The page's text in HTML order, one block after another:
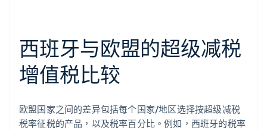
西班牙与欧盟的超级减税
增值税比较
欧盟国家之间的差异包括每个国家/地区选择按超级减税
税率征税的产品，以及税率百分比。例如，西班牙的税率